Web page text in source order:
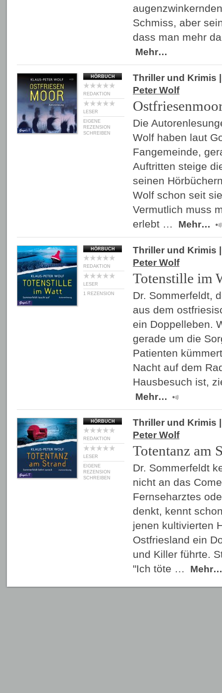
Schmiss, aber
dass man mehr
Mehr…
HÖRBUCH
REDAKTION
LESER
EIGENE
REZENSION
SCHREIBEN
Thriller und Krimis
Peter Wolf
Die
Wolf haben laut
Fangemeinde,
Auftritten steige
seinen
Wolf schon seit
Vermutlich muss
erlebt …
Mehr…
HÖRBUCH
REDAKTION
LESER
1 REZENSION
Thriller und Krimis
Peter Wolf
Totenstille im
Dr. Sommerfeldt,
aus dem
ein Doppelleben.
gerade um die
Patienten
Nacht auf dem
Hausbesuch ist,
Mehr…
HÖRBUCH
REDAKTION
LESER
EIGENE
REZENSION
SCHREIBEN
Thriller und Krimis
Peter Wolf
Totentanz am
Dr. Sommerfeldt
nicht an das
Fernseharztes
denkt, kennt
jenen kultivierten
Ostfriesland ein
und Killer führte.
"Ich töte …
Mehr…